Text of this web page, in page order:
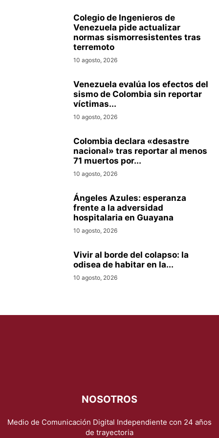
Colegio de Ingenieros de
Venezuela pide actualizar
normas sismorresistentes tras
terremoto
10 agosto, 2026
Venezuela evalúa los efectos del
sismo de Colombia sin reportar
víctimas...
10 agosto, 2026
Colombia declara «desastre
nacional» tras reportar al menos
71 muertos por...
10 agosto, 2026
Ángeles Azules: esperanza
frente a la adversidad
hospitalaria en Guayana
10 agosto, 2026
Vivir al borde del colapso: la
odisea de habitar en la...
10 agosto, 2026
NOSOTROS
Medio de Comunicación Digital Independiente con 24 años
de trayectoria